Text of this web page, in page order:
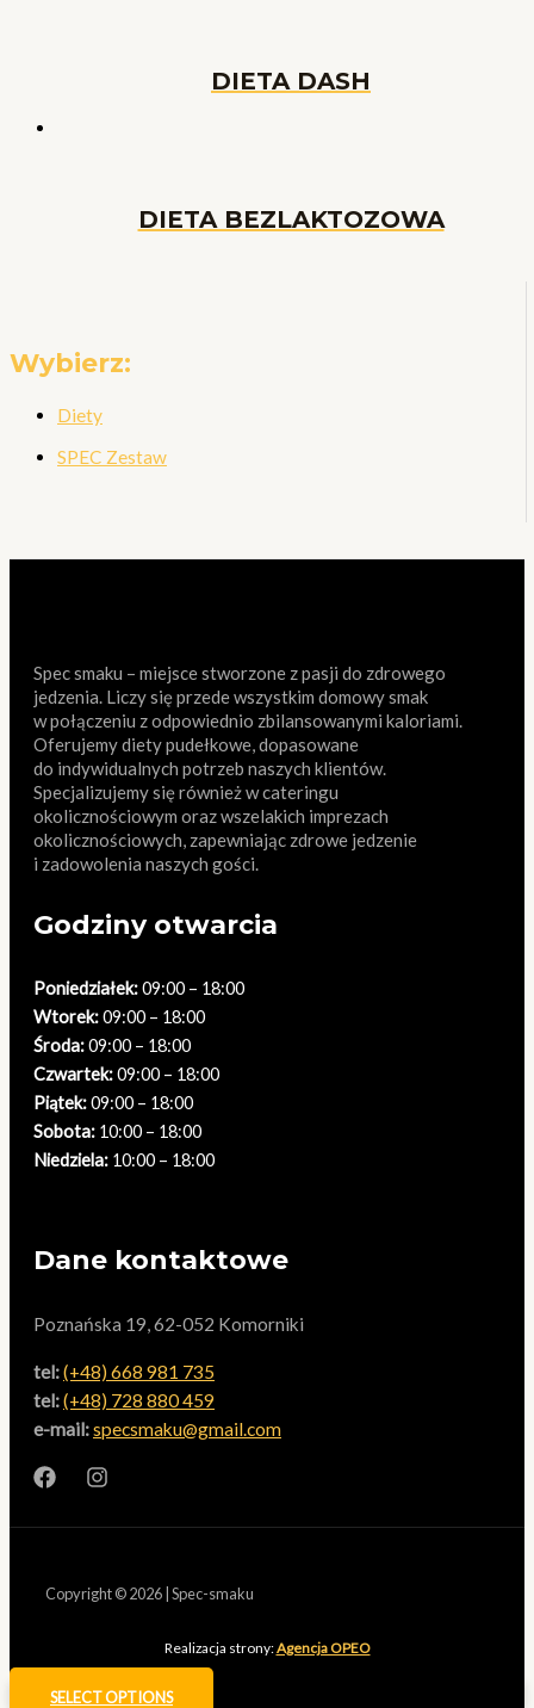
Wybierz:
Diety
SPEC Zestaw
DIETA DASH
DIETA BEZLAKTOZOWA
Spec smaku – miejsce stworzone z pasji do zdrowego
jedzenia. Liczy się przede wszystkim domowy smak
w połączeniu z odpowiednio zbilansowanymi kaloriami.
Oferujemy diety pudełkowe, dopasowane
do indywidualnych potrzeb naszych klientów.
Specjalizujemy się również w cateringu
okolicznościowym oraz wszelakich imprezach
okolicznościowych, zapewniając zdrowe jedzenie
i zadowolenia naszych gości.
Godziny otwarcia
Poniedziałek:09:00 – 18:00
Wtorek:09:00 – 18:00
Środa:09:00 – 18:00
Czwartek:09:00 – 18:00
Piątek:09:00 – 18:00
Sobota: 10:00 – 18:00
Niedziela: 10:00 – 18:00
Dane kontaktowe
Poznańska 19, 62-052 Komorniki
tel:(+48) 668 981 735
tel:(+48) 728 880 459
e-mail:specsmaku@gmail.com
Copyright © 2026 | Spec-smaku
Realizacja strony:Agencja OPEO
SELECT OPTIONS